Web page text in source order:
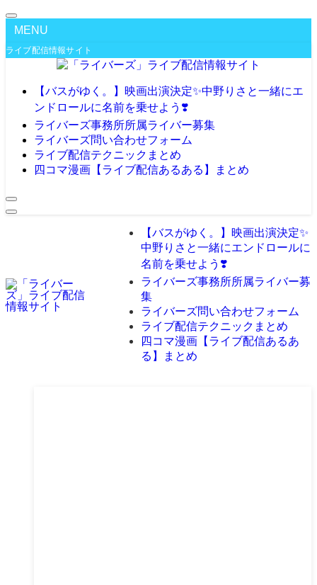
MENU
ライブ配信情報サイト
【バスがゆく。】映画出演決定✨️中野りさと一緒にエ
ンドロールに名前を乗せよう❣️
ライバーズ事務所所属ライバー募集
ライバーズ問い合わせフォーム
ライブ配信テクニックまとめ
四コマ漫画【ライブ配信あるある】まとめ
【バスがゆく。】映画出演決定✨️
中野りさと一緒にエンドロールに
名前を乗せよう❣️
ライバーズ事務所所属ライバー募
集
ライバーズ問い合わせフォーム
ライブ配信テクニックまとめ
四コマ漫画【ライブ配信あるあ
る】まとめ